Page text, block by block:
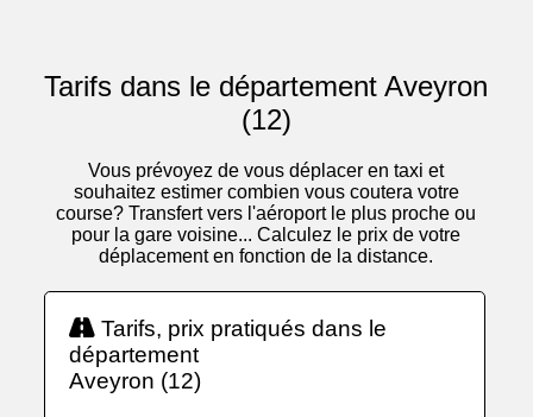
Tarifs dans le département Aveyron
(12)
Vous prévoyez de vous déplacer en taxi et
souhaitez estimer combien vous coutera votre
course? Transfert vers l'aéroport le plus proche ou
pour la gare voisine... Calculez le prix de votre
déplacement en fonction de la distance.
Tarifs, prix pratiqués dans le
département
Aveyron (12)